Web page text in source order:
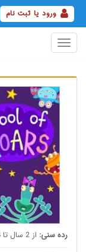
ورود یا ثبت نام
Toggle
navigation
رده سنی:از 2 سال تا 4 سال